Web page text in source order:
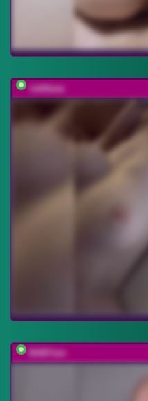
vattttaaa
BABYam